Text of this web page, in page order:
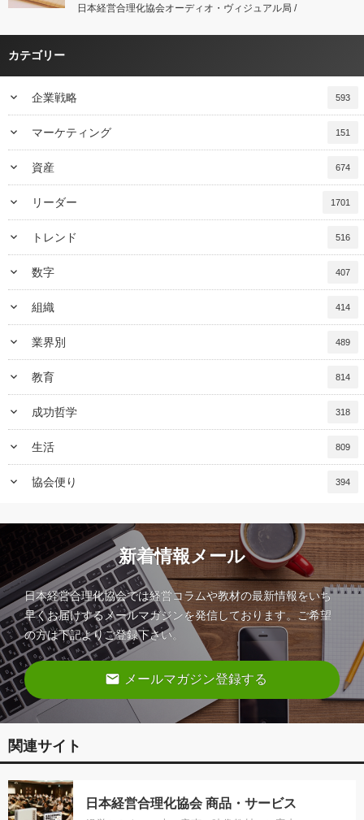
日本経営合理化協会オーディオ・ヴィジュアル局 /
カテゴリー
keyboard_arrow_down 企業戦略 593
keyboard_arrow_down マーケティング 151
keyboard_arrow_down 資産 674
keyboard_arrow_down リーダー 1701
keyboard_arrow_down トレンド 516
keyboard_arrow_down 数字 407
keyboard_arrow_down 組織 414
keyboard_arrow_down 業界別 489
keyboard_arrow_down 教育 814
keyboard_arrow_down 成功哲学 318
keyboard_arrow_down 生活 809
keyboard_arrow_down 協会便り 394
新着情報メール
日本経営合理化協会では経営コラムや教材の最新情報をいち
早くお届けするメールマガジンを発信しております。ご希望
の方は下記よりご登録下さい。
email メールマガジン登録する
関連サイト
日本経営合理化協会 商品・サービス